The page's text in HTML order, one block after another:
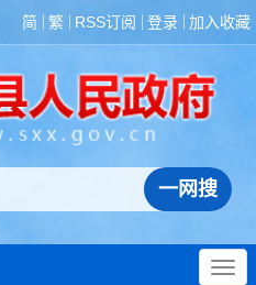
简 繁 RSS订阅 登录 加入收藏